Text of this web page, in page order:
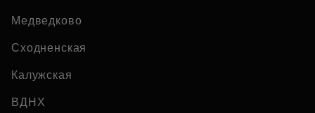
Медведково
Сходненская
Калужская
ВДНХ